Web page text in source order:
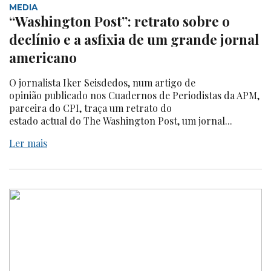
MEDIA
“Washington Post”: retrato sobre o
declínio e a asfixia de um grande jornal
americano
O jornalista Iker Seisdedos, num artigo de
opinião publicado nos Cuadernos de Periodistas da APM,
parceira do CPI, traça um retrato do
estado actual do The Washington Post, um jornal...
Ler mais